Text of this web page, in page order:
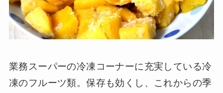
業務スーパーの冷凍コーナーに充実している冷
凍のフルーツ類。保存も効くし、これからの季